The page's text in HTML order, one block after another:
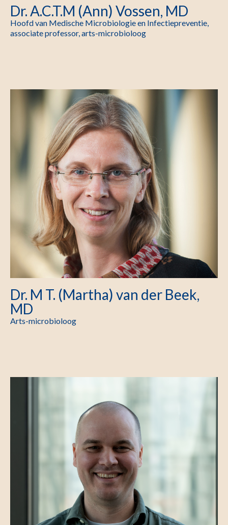
Dr. A.C.T.M (Ann) Vossen, MD
Hoofd van Medische Microbiologie en Infectiepreventie,
associate professor, arts-microbioloog
Dr. M T. (Martha) van der Beek,
MD
Arts-microbioloog